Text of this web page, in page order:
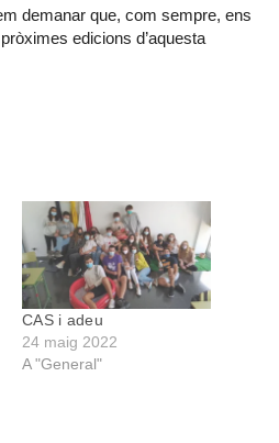
demanar que, com sempre, ens
edicions d’aquesta
CAS i adeu
24 maig 2022
A "General"